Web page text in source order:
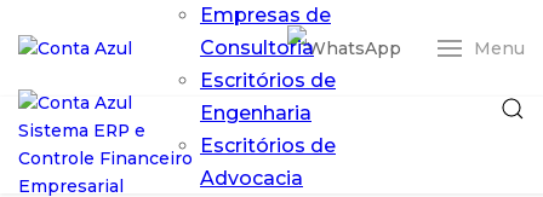
Menu
Empresas de
Consultoria
Escritórios de
Engenharia
Escritórios de
Advocacia